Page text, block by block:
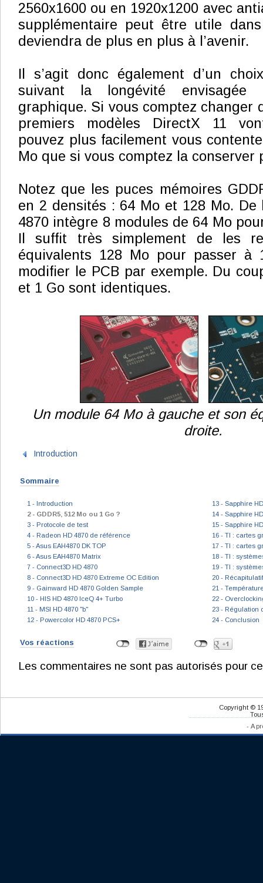
2560x1600 ou en 1920x1200 avec
supplémentaire peut être utile
deviendra de plus en plus à l’avenir.
Il s’agit donc également d’un
suivant la longévité
graphique. Si vous comptez changer
premiers modèles DirectX 11
pouvez plus facilement vous
Mo que si vous comptez la conserver
Notez que les puces mémoires
en 2 densités : 64 Mo et 128 Mo. De
4870 intègre 8 modules de 64 Mo
Il suffit très simplement de les
équivalents 128 Mo pour passer à
modifier le PCB par exemple. Du
et 1 Go sont identiques.
Un module 64 Mo à gauche et son
droite.
Introduction
Sommaire
1 - Introduction
2 - GDDR5, 512 Mo ou 1 Go ?
3 - Protocole de test
4 - Radeon HD 4870 de référence
5 - Asus EAH4870 DK TOP
6 - Asus EAH4870 Matrix
7 - Connect3D HD 4870
8 - Connect3D HD 4870 Extreme OC Edition
9 - Gainward HD 4870 Golden Sample
10 - HIS HD 4870 IceQ 4+ Turbo
11 - MSI HD 4870 "b"
12 - Powercolor HD 4870 PCS+
13 - Sapphire
14 - Sapphire
15 - Sapphire
16 - TI : cartes
17 - TI : cartes
18 - TI :
19 - TI :
20 -
21 -
22 -
23 - Régulation
24 - Conclusion
Vos réactions
Les commentaires ne sont pas autorisés pour
Copyright ©
- A